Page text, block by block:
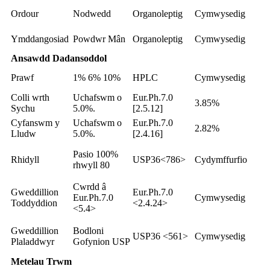
Ordour Nodwedd Organoleptig Cymwysedig
Ymddangosiad Powdwr Mân Organoleptig
Cymwysedig
Ansawdd Dadansoddol
Prawf
1% 6% 10% HPLC
Cymwysedig
Colli wrth
Sychu
Uchafswm o
5.0%.
Eur.Ph.7.0
[2.5.12]
3.85%
Cyfanswm y
Lludw
Uchafswm o
5.0%.
Eur.Ph.7.0
[2.4.16]
2.82%
Rhidyll
Pasio 100%
rhwyll 80
USP36<786> Cydymffurfio
Gweddillion
Toddyddion
Cwrdd â
Eur.Ph.7.0
<5.4>
Eur.Ph.7.0
<2.4.24>
Cymwysedig
Gweddillion
Plaladdwyr
Bodloni
Gofynion USP
USP36 <561> Cymwysedig
Metelau Trwm